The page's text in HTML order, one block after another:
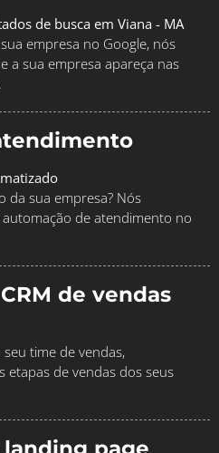
de busca em Viana - MA
empresa no Google, nós
a sua empresa apareça nas
da sua empresa? Nós
de atendimento no
de vendas
time de vendas,
etapas de vendas dos seus